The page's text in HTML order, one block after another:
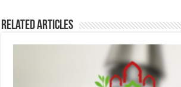
Related Articles